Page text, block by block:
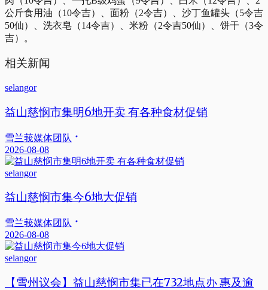
公斤食用油（10令吉）、面粉（2令吉）、沙丁鱼罐头（5令吉
50仙）、洗衣皂（14令吉）、米粉（2令吉50仙）、饼干（3令
吉）。
相关新闻
selangor
益山慈悯市集明6地开卖 有各种食材促销
雪兰莪媒体团队
2026-08-08
selangor
益山慈悯市集今6地大促销
雪兰莪媒体团队
2026-08-08
selangor
【雪州议会】益山慈悯市集已在732地点办 惠及逾